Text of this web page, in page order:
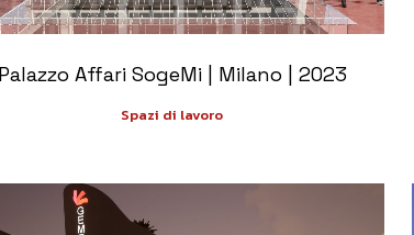
Affari SogeMi | Milano | 2023
Spazi di lavoro